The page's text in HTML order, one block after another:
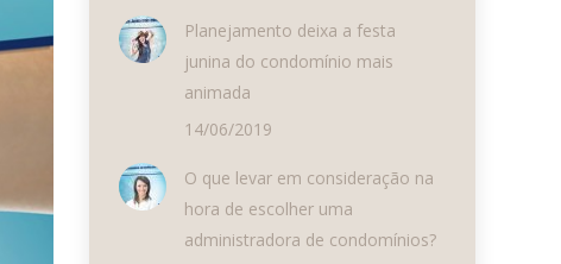
Planejamento deixa a festa
junina do condomínio mais
animada
14/06/2019
O que levar em consideração na
hora de escolher uma
administradora de condomínios?